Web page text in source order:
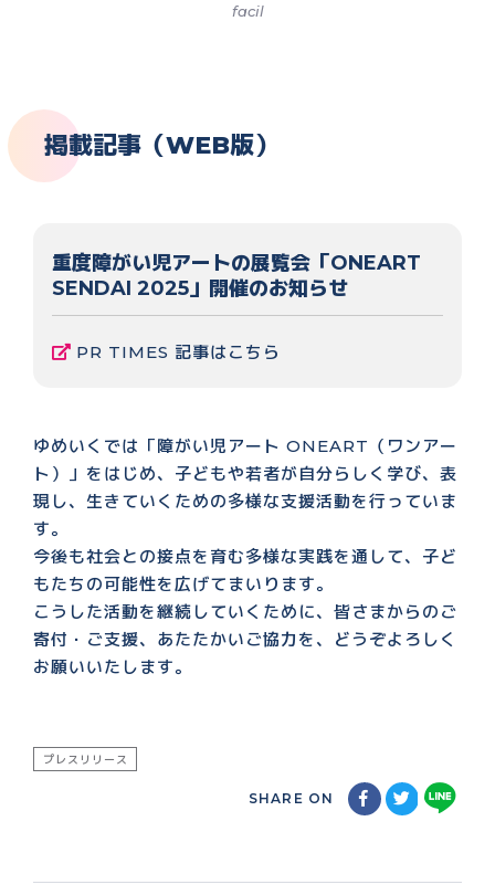
facil
掲載記事（WEB版）
重度障がい児アートの展覧会「ONEART
SENDAI 2025」開催のお知らせ
PR TIMES 記事はこちら
ゆめいくでは「障がい児アート ONEART（ワンアー
ト）」をはじめ、子どもや若者が自分らしく学び、表
現し、生きていくための多様な支援活動を行っていま
す。
今後も社会との接点を育む多様な実践を通して、子ど
もたちの可能性を広げてまいります。
こうした活動を継続していくために、皆さまからのご
寄付・ご支援、あたたかいご協力を、どうぞよろしく
お願いいたします。
プレスリリース
SHARE ON